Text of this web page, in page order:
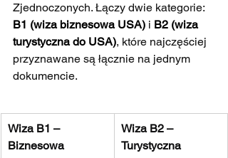
Zjednoczonych. Łączy dwie kategorie:
B1 (wiza biznesowa USA) i B2 (wiza
turystyczna do USA), które najczęściej
przyznawane są łącznie na jednym
dokumencie.
Wiza B1 –
Biznesowa
Wiza B2 –
Turystyczna